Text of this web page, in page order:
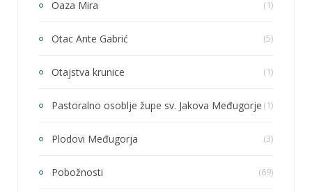
Oaza Mira (1)
Otac Ante Gabrić (5)
Otajstva krunice (1)
Pastoralno osoblje župe sv. Jakova Međugorje (1)
Plodovi Međugorja (3)
Pobožnosti (69)